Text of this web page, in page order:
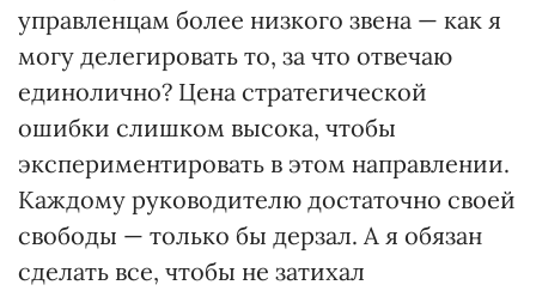
управленцам более низкого звена — как я
могу делегировать то, за что отвечаю
единолично? Цена стратегической
ошибки слишком высока, чтобы
экспериментировать в этом направлении.
Каждому руководителю достаточно своей
свободы — только бы дерзал. А я обязан
сделать все, чтобы не затихал